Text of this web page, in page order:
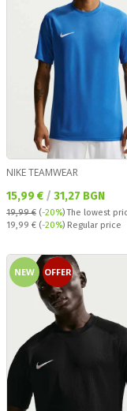
NIKE TEAMWEAR
Текуща цена:
15,99 € / 31,27 BGN
19,99 € (-20%)The lowest
Regular price:
19,99 € (-20%) Regular price
NEW OFFER